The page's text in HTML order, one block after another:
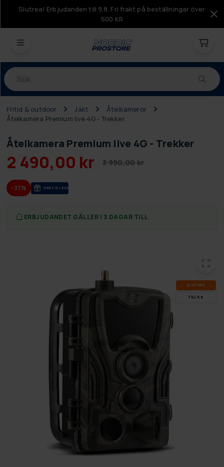
Slutrea! Erbjudanden till 9.8. Fri frakt på beställningar över
500 KR
Produkter
Fritid & outdoor Jakt
Åtelkameror
Åtelkamera Premium live 4G - Trekker
Åtelkamera Premium live 4G - Trekker
2 490,00 kr 3 990,00 kr
-37% GRA­TIS LE­VE­RANS
ERBJUDANDET GÄLLER I 3 DAGAR TILL
SLUT­REA
TILL 9.8.